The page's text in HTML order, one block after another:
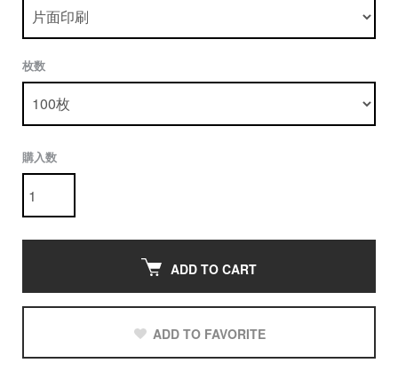
枚数
購入数
ADD TO CART
ADD TO FAVORITE